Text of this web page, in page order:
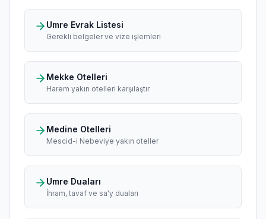
Umre Evrak Listesi
Gerekli belgeler ve vize işlemleri
Mekke Otelleri
Harem yakın otelleri karşılaştır
Medine Otelleri
Mescid-i Nebeviye yakın oteller
Umre Duaları
İhram, tavaf ve sa'y duaları